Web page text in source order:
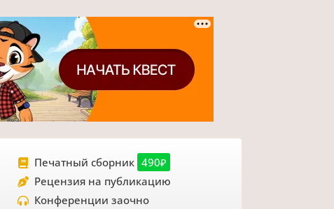
Печатный сборник 490₽
Рецензия на публикацию
Конференции заочно